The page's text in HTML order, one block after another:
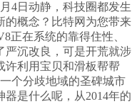
4日动静，科技圈都发生
的概念？比特网为您带来
正在系统的靠得住性、
严沉改良，可是开荒就涉
许利用宝贝和滑板帮帮
个分歧地域的圣碑城市
是什么呢，从2014年的